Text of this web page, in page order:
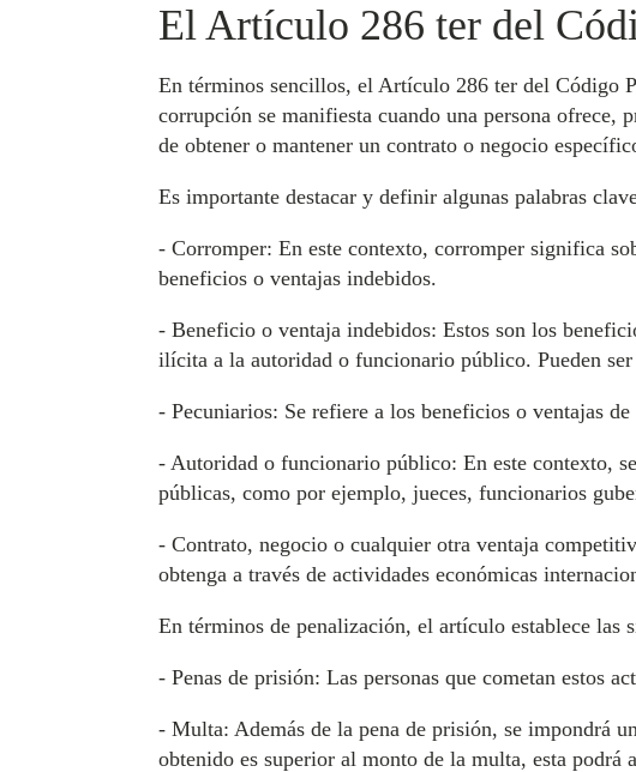
El Artículo 286 ter del
En términos sencillos, el Artículo 286 ter del Código
corrupción se manifiesta cuando una persona
de obtener o mantener un contrato o negocio
Es importante destacar y definir algunas palabras
- Corromper: En este contexto, corromper significa
beneficios o ventajas indebidos.
- Beneficio o ventaja indebidos: Estos son los
ilícita a la autoridad o funcionario público. Pueden
- Pecuniarios: Se refiere a los beneficios o ventajas
- Autoridad o funcionario público: En este contexto,
públicas, como por ejemplo, jueces, funcionarios
- Contrato, negocio o cualquier otra ventaja
obtenga a través de actividades económicas
En términos de penalización, el artículo establece las
- Penas de prisión: Las personas que cometan estos
- Multa: Además de la pena de prisión, se impondrá
obtenido es superior al monto de la multa, esta